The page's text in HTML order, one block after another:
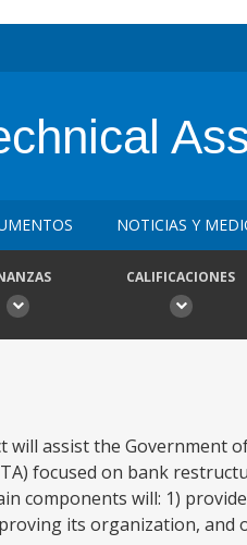
NOTICIAS Y
CALIFICACIONES
will assist the Government
focused on bank
components will: 1)
its organization, and